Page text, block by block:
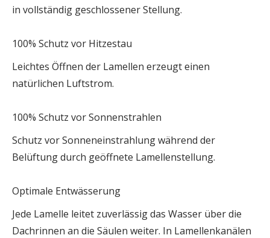
in vollständig geschlossener Stellung.
100% Schutz vor Hitzestau
Leichtes Öffnen der Lamellen erzeugt einen
natürlichen Luftstrom.
100% Schutz vor Sonnenstrahlen
Schutz vor Sonneneinstrahlung während der
Belüftung durch geöffnete Lamellenstellung.
Optimale Entwässerung
Jede Lamelle leitet zuverlässig das Wasser über die
Dachrinnen an die Säulen weiter. In Lamellenkanälen